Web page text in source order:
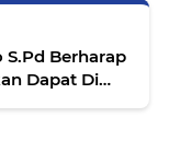
Dapat Di